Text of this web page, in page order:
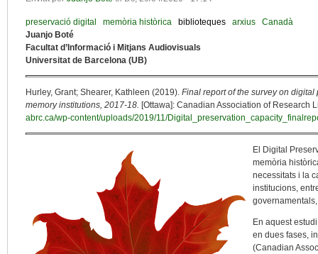
preservació digital memòria històrica biblioteques arxius
Canadà
Juanjo Boté
Facultat d’Informació i Mitjans Audiovisuals
Universitat de Barcelona (UB)
Hurley, Grant; Shearer, Kathleen (2019). Final report of the survey on
memory institutions, 2017-18. [Ottawa]: Canadian Association of Research
abrc.ca/wp-content/uploads/2019/11/
El Digital
memòria
necessitats i la
institucions,
En aquest
en dues fases,
(Canadian